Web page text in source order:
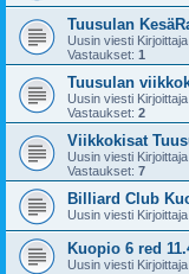
Tuusulan
Uusin viesti Kirjoittaja
Vastaukset: 1
Tuusulan
Uusin viesti Kirjoittaja
Vastaukset: 2
Viikkokisat
Uusin viesti Kirjoittaja
Vastaukset: 7
Billiard Club
Uusin viesti Kirjoittaja
Kuopio 6 red
Uusin viesti Kirjoittaja